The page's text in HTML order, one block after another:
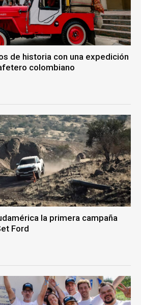
de historia con una expedición
colombiano
la primera campaña
Ford